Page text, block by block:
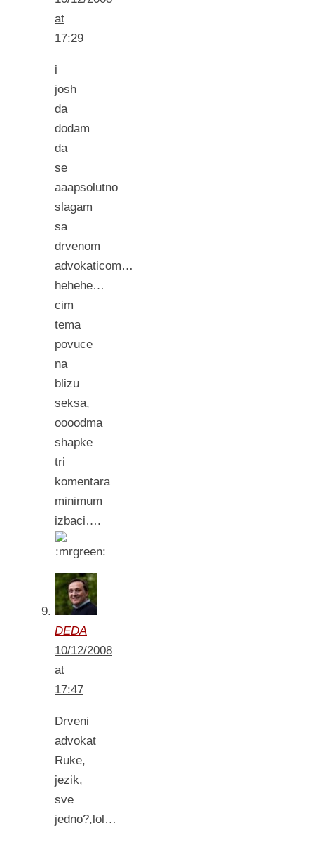
at
17:29
i
josh
da
dodam
da
se
aaapsolutno
slagam
sa
drvenom
advokaticom…
hehehe…
cim
tema
povuce
na
blizu
seksa,
oooodma
shapke
tri
komentara
minimum
izbaci….
DEDA
10/12/2008
at
17:47
Drveni
advokat
Ruke,
jezik,
sve
jedno?,lol…